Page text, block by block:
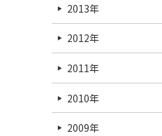
2013年
2012年
2011年
2010年
2009年